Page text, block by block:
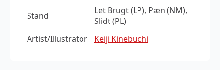
Stand
Let Brugt (LP), Pæn (NM),
Slidt (PL)
Artist/Illustrator
Keiji Kinebuchi